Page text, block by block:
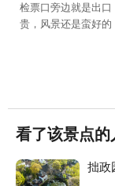
+梅李聚沙园+香
公园+虞山索道+
+尚湖游艇+苏州
山九龙潭风景区
+阳澄湖老许蟹
景区永庆寺+甪
湖半岛旅游度假
检票口旁边就是出
贵，风景还是蛮好
看了该景点的
拙政